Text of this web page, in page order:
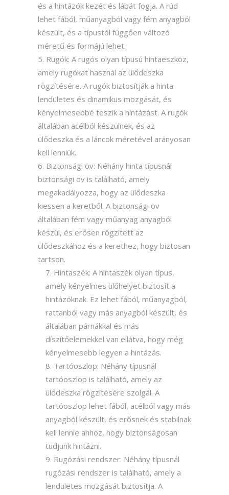
és a hintázók kezét és lábát fogja. A rúd
lehet fából, műanyagból vagy fém anyagból
készült, és a típustól függően változó
méretű és formájú lehet.
Rugók: A rugós olyan típusú hintaeszköz,
amely rugókat használ az ülődeszka
rögzítésére. A rugók biztosítják a hinta
lendületes és dinamikus mozgását, és
kényelmesebbé teszik a hintázást. A rugók
általában acélból készülnek, és az
ülődeszka és a láncok méretével arányosan
kell lenniük.
Biztonsági öv: Néhány hinta típusnál
biztonsági öv is található, amely
megakadályozza, hogy az ülődeszka
kiessen a keretből. A biztonsági öv
általában fém vagy műanyag anyagból
készül, és erősen rögzített az
ülődeszkához és a kerethez, hogy biztosan
tartson.
Hintaszék: A hintaszék olyan típus,
amely kényelmes ülőhelyet biztosít a
hintázóknak. Ez lehet fából, műanyagból,
rattanból vagy más anyagból készült, és
általában párnákkal és más
díszítőelemekkel van ellátva, hogy még
kényelmesebb legyen a hintázás.
Tartóoszlop: Néhány típusnál
tartóoszlop is található, amely az
ülődeszka rögzítésére szolgál. A
tartóoszlop lehet fából, acélból vagy más
anyagból készült, és erősnek és stabilnak
kell lennie ahhoz, hogy biztonságosan
tudjunk hintázni.
Rugózási rendszer: Néhány típusnál
rugózási rendszer is található, amely a
lendületes mozgását biztosítja. A